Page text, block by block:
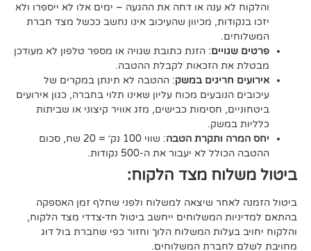
ענה או דחה את ההגעה – ימים אלו לא ייספרו ולא
מכיוון שהעיכוב אינו נחשב ככשל מצד חברת
: הזנת כתובת שגויה או מספר טלפון לא מעודכן
הזכאות לקבלת ההטבה.
חריגים במשק: ההטבה לא תינתן במקרים של
מכוח עליון שאינו תלוי בחברה, כגון אירועים
חסימות כבישים, מזג אוויר קיצוני או שביתות
ותקרת הטבה
: שווי 100 נק׳ = 20 שח, סכום
לא יעבור את ה-500 נקודות.
מצד הלקוח:
שיצאה למשלוח ולפני שחלף זמן האספקה
המשלוחים ייחשב ביטול חד-צדדי מצד הלקוח,
המשלוח הלוך וחזור כפי שחברת בול דוג
המשלוחים.